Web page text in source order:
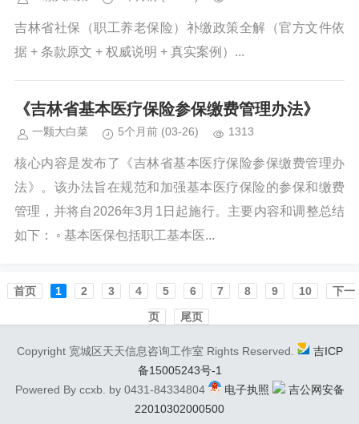
吉林省社保（职工养老保险）补缴政策全解（官方文件依
据 + 条款原文 + 权威说明 + 真实案例）...
《吉林省基本医疗保险参保缴费管理办法》
一颗大白菜 5个月前 (03-26) 1313
核心内容是发布了《吉林省基本医疗保险参保缴费管理办
法》。该办法旨在规范和加强基本医疗保险的参保和缴费
管理，并将自2026年3月1日起施行。主要内容和调整总结
如下： ◦ 基本医保包括职工基本医...
首页️ 1 2 3 4 5 6 7 8 9 10
下一
页
尾页
Copyright 宽城区天天信息咨询工作室 Rights Reserved.
吉ICP
备15005243号-1
Powered By ccxb. by 0431-84334804
电子执照
吉公网安备
22010302000500